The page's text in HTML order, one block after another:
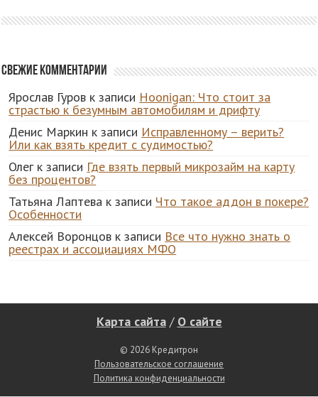
Свежие комментарии
Ярослав Гуров к записи Hoonigan: Что стоит за
страстью к безумным автомобилям и дрифту
Денис Маркин к записи Исправленному – верить?
Или как взять кредит с судимостью?
Олегк записи Где взять первый микрозайм на карту
без процентов?
Татьяна Лаптева к записи Что такое аддон в покере?
Особенности
Алексей Воронцов к записи Все что нужно знать о
реестрах и ассоциациях МФО
Карта сайта/ О сайте
© 2026 Кредитрон
Пользовательское соглашение
Политика конфиденциальности